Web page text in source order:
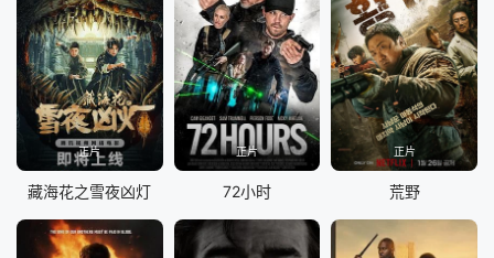
正片
藏海花之雪夜凶灯
正片
72小时
正片
荒野